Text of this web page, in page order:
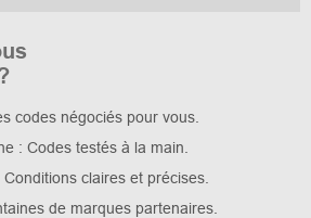
codes négociés pour vous.
: Codes testés à la main.
claires et précises.
de marques partenaires.